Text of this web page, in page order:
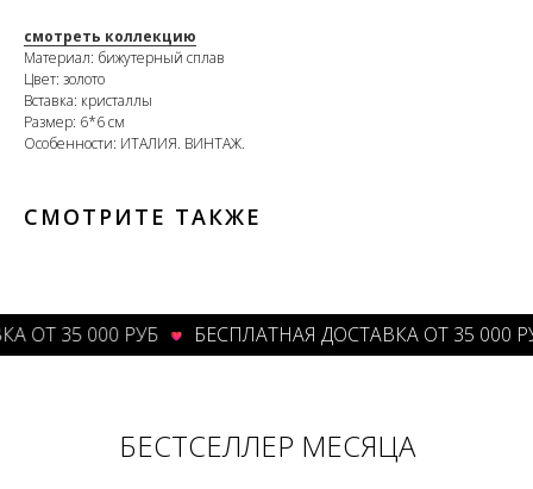
смотреть коллекцию
Материал: бижутерный сплав
Цвет: золото
Вставка: кристаллы
Размер: 6*6 см
Особенности: ИТАЛИЯ. ВИНТАЖ.
СМОТРИТЕ ТАКЖЕ
35 000 РУБ БЕСПЛАТНАЯ ДОСТАВКА ОТ 35 000 РУБ
БЕСТСЕЛЛЕР МЕСЯЦА